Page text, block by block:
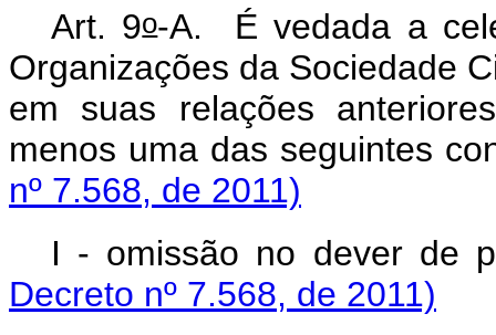
Art. 9o-A. É vedada a
Organizações da Sociedade
em suas relações
menos uma das
nº 7.568, de 2011)
I - omissão no dever
Decreto nº 7.568, de 2011)